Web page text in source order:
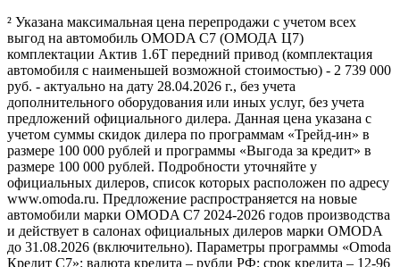
² Указана максимальная цена перепродажи с учетом всех
выгод на автомобиль OMODA C7 (ОМОДА Ц7)
комплектации Актив 1.6T передний привод (комплектация
автомобиля с наименьшей возможной стоимостью) - 2 739 000
руб. - актуально на дату 28.04.2026 г., без учета
дополнительного оборудования или иных услуг, без учета
предложений официального дилера. Данная цена указана с
учетом суммы скидок дилера по программам «Трейд-ин» в
размере 100 000 рублей и программы «Выгода за кредит» в
размере 100 000 рублей. Подробности уточняйте у
официальных дилеров, список которых расположен по адресу
www.omoda.ru. Предложение распространяется на новые
автомобили марки OMODA C7 2024-2026 годов производства
и действует в салонах официальных дилеров марки OMODA
до 31.08.2026 (включительно). Параметры программы «Omoda
Кредит C7»: валюта кредита – рубли РФ; срок кредита – 12-96